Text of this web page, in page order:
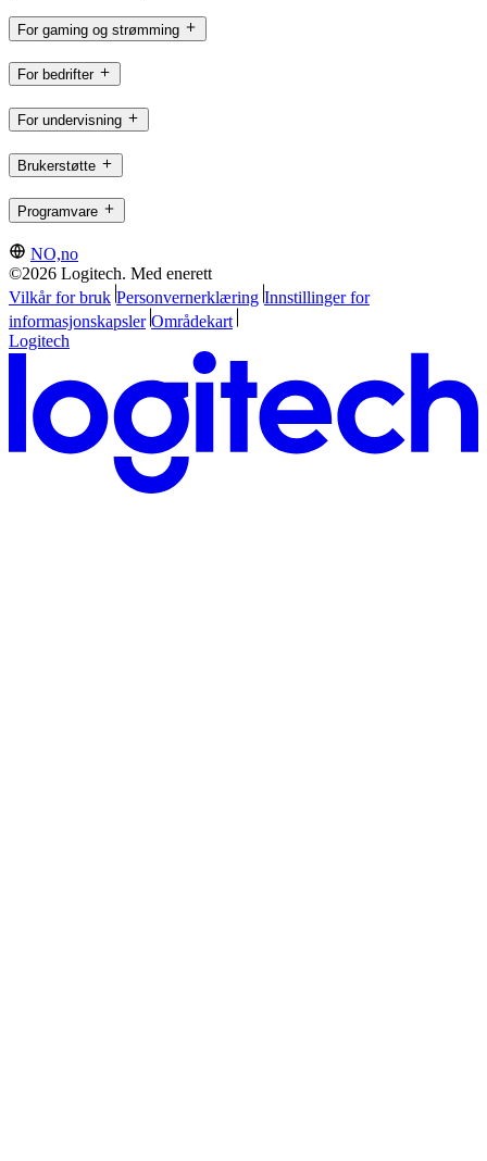
For gaming og strømming
For bedrifter
For undervisning
Brukerstøtte
Programvare
NO,no
©2026 Logitech. Med enerett
Vilkår for bruk Personvernerklæring Innstillinger for
informasjonskapsler Områdekart
Logitech